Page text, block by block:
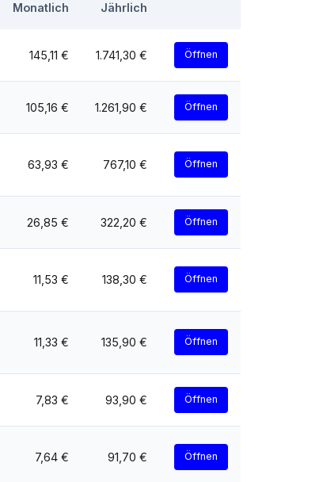
Monatlich Jährlich
145,11 € 1.741,30 € Öffnen
105,16 € 1.261,90 € Öffnen
63,93 € 767,10 € Öffnen
26,85 € 322,20 € Öffnen
11,53 € 138,30 € Öffnen
11,33 € 135,90 € Öffnen
7,83 € 93,90 € Öffnen
7,64 € 91,70 € Öffnen